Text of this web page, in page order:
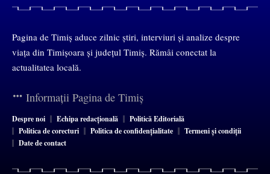
Pagina de Timiș aduce zilnic știri, interviuri și analize despre
viața din Timișoara și județul Timiș. Rămâi conectat la
actualitatea locală.
Informații Pagina de Timiș
Despre noi Echipa redacțională
Politică Editorială
Politica de corecturi
Politica de confidențialitate
Termeni și condiții
Date de contact